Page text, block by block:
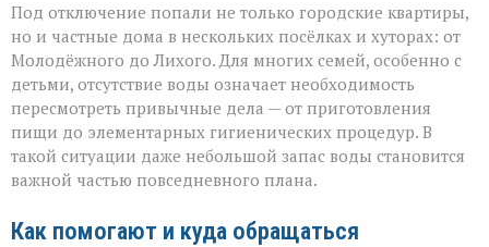
Под отключение попали не только городские квартиры,
но и частные дома в нескольких посёлках и хуторах: от
Молодёжного до Лихого. Для многих семей, особенно с
детьми, отсутствие воды означает необходимость
пересмотреть привычные дела — от приготовления
пищи до элементарных гигиенических процедур. В
такой ситуации даже небольшой запас воды становится
важной частью повседневного плана.
Как помогают и куда обращаться